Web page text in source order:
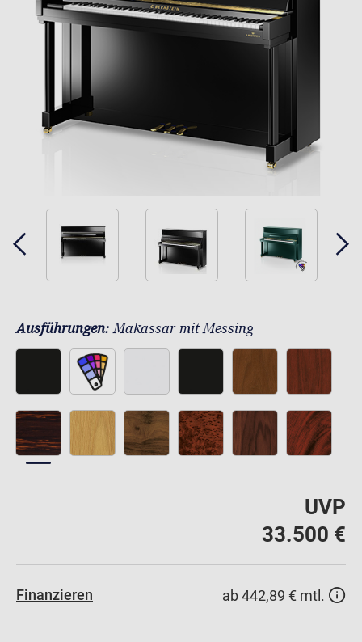
Ausführungen:Makassar mit Messing
UVP
33.500 €
Finanzieren ab 442,89 € mtl.